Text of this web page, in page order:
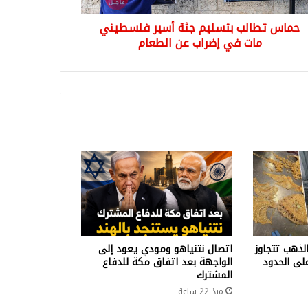
حماس تطالب بتسليم جثة أسير فلسطيني
مات في إضراب عن الطعام
تتجاوز
على الحدود
اتصال نتنياهو ومودي يعود إلى
الواجهة بعد اتفاق مكة للدفاع
المشترك
منذ 22 ساعة